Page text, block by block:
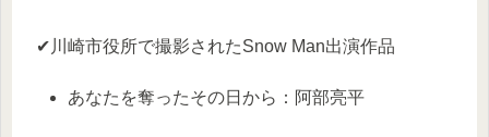
✔川崎市役所で撮影されたSnow Man出演作品
あなたを奪ったその日から：阿部亮平